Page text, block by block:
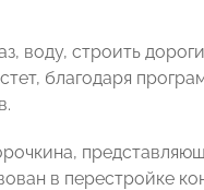
воду, строить
благодаря
в перестройке